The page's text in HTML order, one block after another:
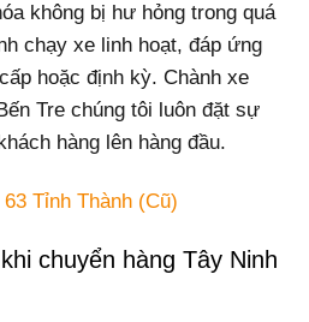
không bị hư hỏng trong quá
chạy xe linh hoạt, đáp ứng
hoặc định kỳ. Chành xe
Tre chúng tôi luôn đặt sự
hàng lên hàng đầu.
Tỉnh Thành (Cũ)
chuyển hàng Tây Ninh